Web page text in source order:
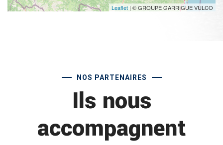
Leaflet | © GROUPE GARRIGUE VULCO
NOS PARTENAIRES
Ils nous
accompagnent